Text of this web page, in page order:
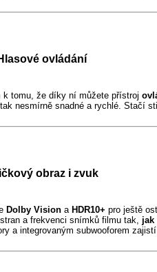
ovládání
tomu, že díky ní můžete přístroj
nesmírně snadné a rychlé. Stačí
obraz i zvuk
Dolby Vision a HDR10+ pro ještě
a frekvenci snímků filmu tak, jak
a integrovaným subwooforem